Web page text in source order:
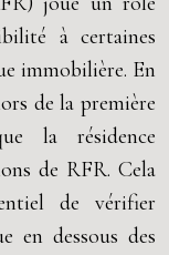
à certaines
immobilière. En
de la première
la résidence
de RFR. Cela
de vérifier
en dessous des